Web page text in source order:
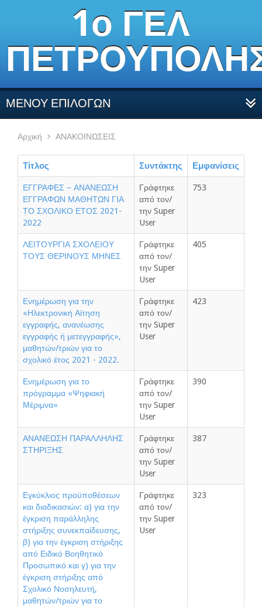
1ο ΓΕΛ
ΜΕΝΟΥ ΕΠΙΛΟΓΩΝ
Αρχική ΑΝΑΚΟΙΝΩΣΕΙΣ
Τίτλος Συντάκτης Εμφανίσεις
ΕΓΓΡΑΦΕΣ – ΑΝΑΝΕΩΣΗ
ΕΓΓΡΑΦΩΝ ΜΑΘΗΤΩΝ ΓΙΑ
ΤΟ ΣΧΟΛΙΚΟ ΕΤΟΣ 2021-
2022
Γράφτηκε
από τον/
την Super
User
753
ΛΕΙΤΟΥΡΓΙΑ ΣΧΟΛΕΙΟΥ
ΤΟΥΣ ΘΕΡΙΝΟΥΣ ΜΗΝΕΣ
Γράφτηκε
από τον/
την Super
User
405
Ενημέρωση για την
«Ηλεκτρονική Αίτηση
εγγραφής, ανανέωσης
εγγραφής ή μετεγγραφής»,
μαθητών/τριών για το
σχολικό έτος 2021 - 2022.
Γράφτηκε
από τον/
την Super
User
423
Ενημέρωση για το
πρόγραμμα «Ψηφιακή
Μέριμνα»
Γράφτηκε
από τον/
την Super
User
390
ΑΝΑΝΕΩΣΗ ΠΑΡΑΛΛΗΛΗΣ
ΣΤΗΡΙΞΗΣ
Γράφτηκε
από τον/
την Super
User
387
Εγκύκλιος προϋποθέσεων
και διαδικασιών: α) για την
έγκριση παράλληλης
στήριξης συνεκπαίδευσης,
β) για την έγκριση στήριξης
από Ειδικό Βοηθητικό
Προσωπικό και γ) για την
έγκριση στήριξης από
Σχολικό Νοσηλευτή,
μαθητών/τριών για το
Γράφτηκε
από τον/
την Super
User
323